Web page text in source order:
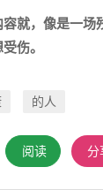
就，像是一场
伤。
的人
阅读 分